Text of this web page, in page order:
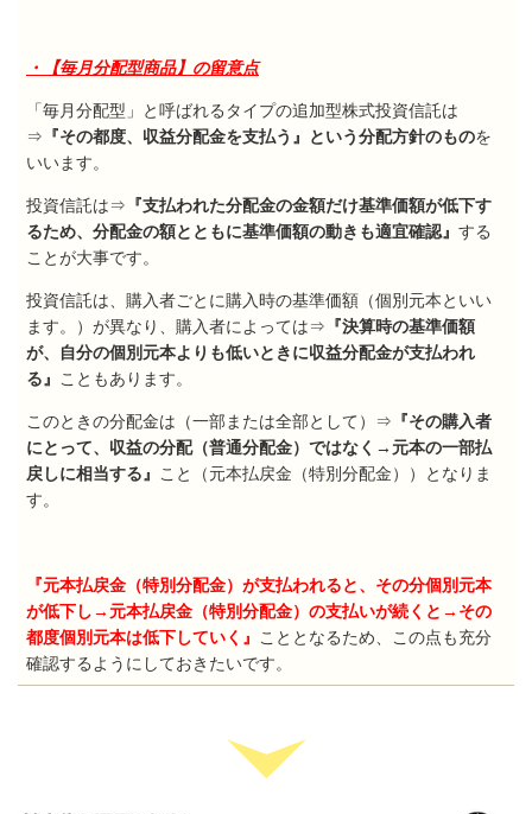
・【毎月分配型商品】の留意点
「毎月分配型」と呼ばれるタイプの追加型株式投資信託は
⇒ 『その都度、収益分配金を支払う』という分配方針のものを
いいます。
投資信託は⇒ 『支払われた分配金の金額だけ基準価額が低下す
るため、分配金の額とともに基準価額の動きも適宜確認』 する
ことが大事です。
投資信託は、購入者ごとに購入時の基準価額（個別元本といい
ます。）が異なり、購入者によっては⇒ 『決算時の基準価額
が、自分の個別元本よりも低いときに収益分配金が支払われ
る』
こともあります。
このときの分配金は（一部または全部として）⇒ 『その購入者
にとって、収益の分配（普通分配金）ではなく→元本の一部払
戻しに相当する』
こと（元本払戻金（特別分配金））となりま
す。
『元本払戻金（特別分配金）が支払われると、その分個別元本
が低下し→元本払戻金（特別分配金）の支払いが続くと→その
都度個別元本は低下していく』
こととなるため、この点も充分
確認するようにしておきたいです。